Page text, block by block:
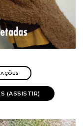
(ASSISTIR)